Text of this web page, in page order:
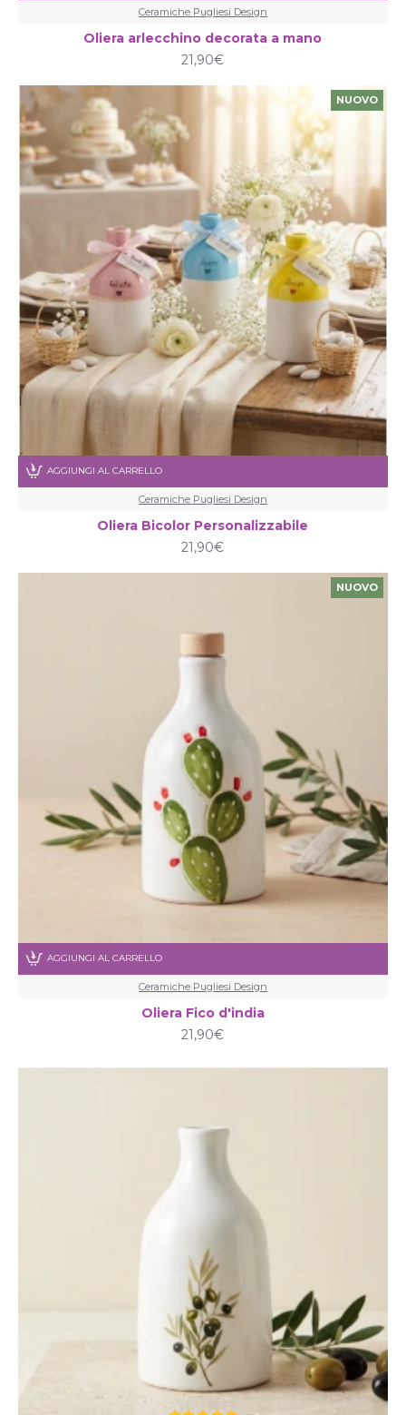
Ceramiche Pugliesi Design
Oliera arlecchino decorata a mano
21,90€
NUOVO
Ceramiche Pugliesi Design
Oliera Bicolor Personalizzabile
21,90€
AGGIUNGI AL CARRELLO
NUOVO
Ceramiche Pugliesi Design
Oliera Fico d'india
21,90€
AGGIUNGI AL CARRELLO